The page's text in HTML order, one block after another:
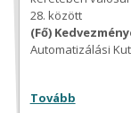
28. között
(Fő)
Automatizálási
Tovább